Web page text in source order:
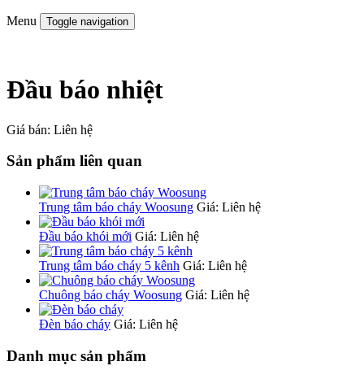
Menu Toggle navigation
Đầu báo nhiệt
Giá bán: Liên hệ
Sản phẩm liên quan
Trung tâm báo cháy Woosung Giá: Liên hệ
Đầu báo khói mới Giá: Liên hệ
Trung tâm báo cháy 5 kênh Giá: Liên hệ
Chuông báo cháy Woosung Giá: Liên hệ
Đèn báo cháy Giá: Liên hệ
Danh mục sản phẩm